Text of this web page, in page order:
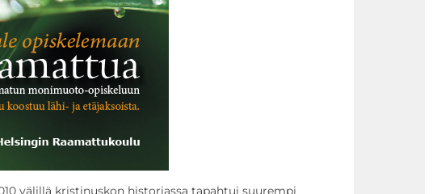
välillä kristinuskon historiassa tapahtui suurempi